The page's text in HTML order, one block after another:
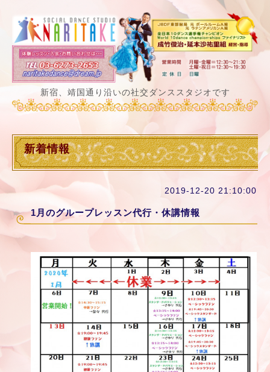
新宿、靖国通り沿いの社交ダンススタジオです
新着情報
2019-12-20 21:10:00
1月のグループレッスン代行・休講情報